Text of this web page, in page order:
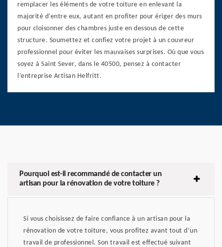
remplacer les éléments de votre toiture en enlevant la
majorité d’entre eux, autant en profiter pour ériger des murs
pour cloisonner des chambres juste en dessous de cette
structure. Soumettez et confiez votre projet à un couvreur
professionnel pour éviter les mauvaises surprises. Où que vous
soyez à Saint Sever, dans le 40500, pensez à contacter
l’entreprise Artisan Helfritt.
Pourquoi est-il recommandé de contacter un
artisan pour la rénovation de votre toiture ?
Si vous choisissez de faire confiance à un artisan pour la
rénovation de votre toiture, vous profitez avant tout d’un
travail de professionnel. Son travail est effectué suivant